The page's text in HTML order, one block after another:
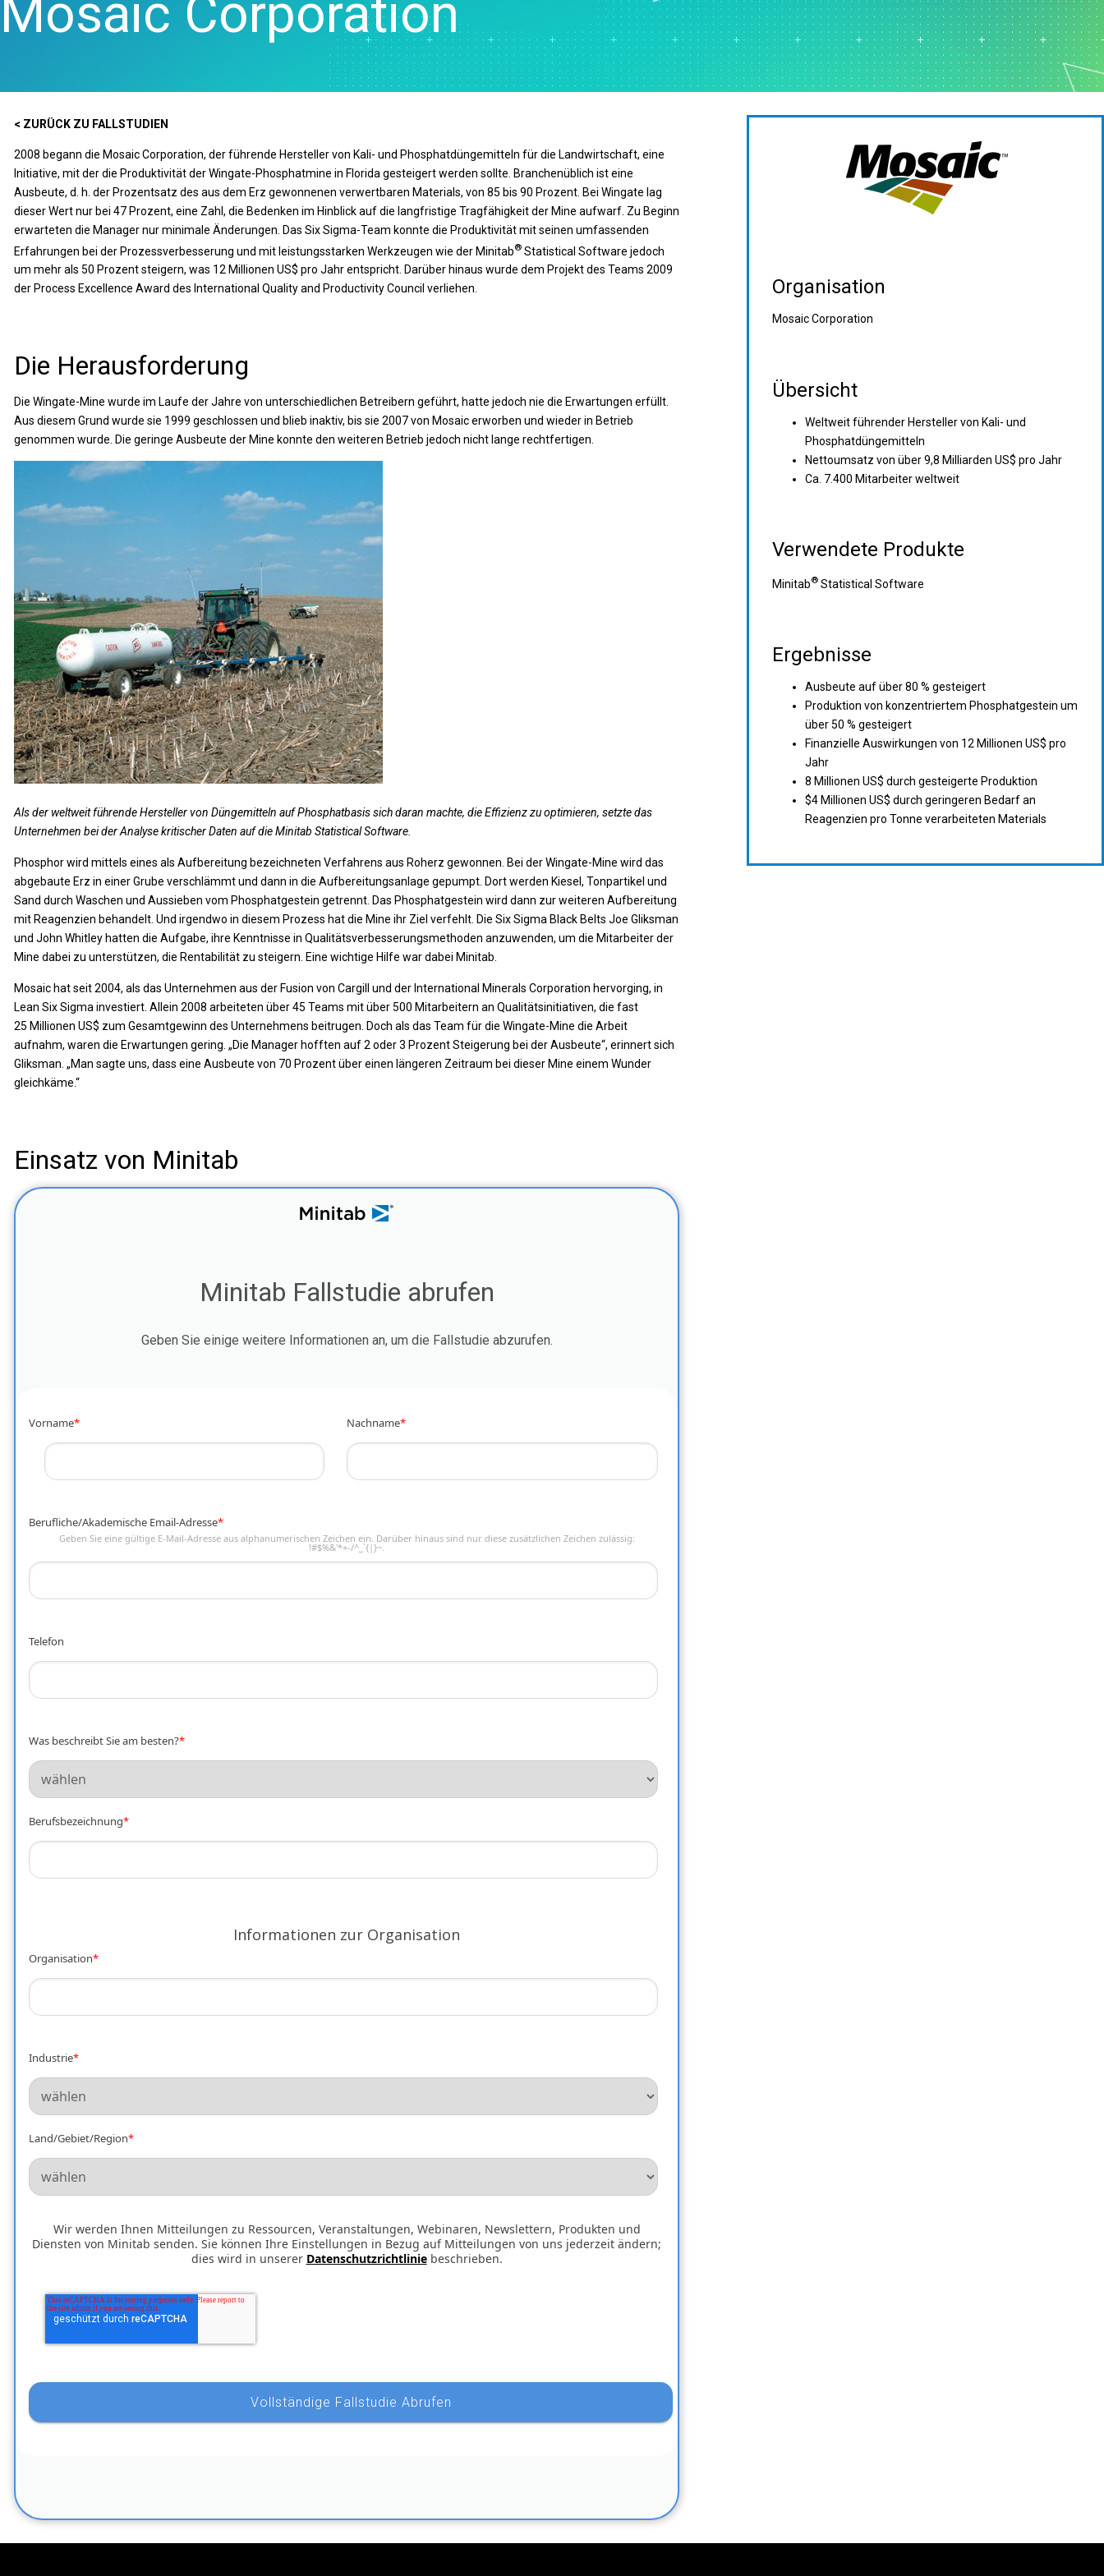
Prolink Datenerfassung
und SPC
Scytec-Datenerfassung
und OEE
Simul8 Diskrete
Statistische
Prozesskontrolle
Diskrete
Datenaufbereitung
Diagramme und
Mindmapping
Digitale Zwillinge
Model und ML Ops
Erkennen, Korrigieren und
Verhindern
Gesundheitswesen
Fertigung und Industrie
Pharmaindustrie
Dienstleistungen
Analyse von
Marketingdaten
Forschung und
Entwicklung
Support-Richtlinie
Mosaic Corporation
< ZURÜCK ZU FALLSTUDIEN
2008 begann die Mosaic Corporation, der führende Hersteller von Kali- und Phosphatdüngemitteln für die Landwirtschaft, eine
Initiative, mit der die Produktivität der Wingate-Phosphatmine in Florida gesteigert werden sollte. Branchenüblich ist eine
Ausbeute, d. h. der Prozentsatz des aus dem Erz gewonnenen verwertbaren Materials, von 85 bis 90 Prozent. Bei Wingate lag
dieser Wert nur bei 47 Prozent, eine Zahl, die Bedenken im Hinblick auf die langfristige Tragfähigkeit der Mine aufwarf. Zu Beginn
erwarteten die Manager nur minimale Änderungen. Das Six Sigma-Team konnte die Produktivität mit seinen umfassenden
Erfahrungen bei der Prozessverbesserung und mit leistungsstarken Werkzeugen wie der Minitab® Statistical Software jedoch
um mehr als 50 Prozent steigern, was 12 Millionen US$ pro Jahr entspricht. Darüber hinaus wurde dem Projekt des Teams 2009
der Process Excellence Award des International Quality and Productivity Council verliehen.
Die Herausforderung
Die Wingate-Mine wurde im Laufe der Jahre von unterschiedlichen Betreibern geführt, hatte jedoch nie die Erwartungen erfüllt.
Aus diesem Grund wurde sie 1999 geschlossen und blieb inaktiv, bis sie 2007 von Mosaic erworben und wieder in Betrieb
genommen wurde. Die geringe Ausbeute der Mine konnte den weiteren Betrieb jedoch nicht lange rechtfertigen.
Als der weltweit führende Hersteller von Düngemitteln auf Phosphatbasis sich daran machte, die Effizienz zu optimieren, setzte das
Unternehmen bei der Analyse kritischer Daten auf die Minitab Statistical Software.
Phosphor wird mittels eines als Aufbereitung bezeichneten Verfahrens aus Roherz gewonnen. Bei der Wingate-Mine wird das
abgebaute Erz in einer Grube verschlämmt und dann in die Aufbereitungsanlage gepumpt. Dort werden Kiesel, Tonpartikel und
Sand durch Waschen und Aussieben vom Phosphatgestein getrennt. Das Phosphatgestein wird dann zur weiteren Aufbereitung
mit Reagenzien behandelt. Und irgendwo in diesem Prozess hat die Mine ihr Ziel verfehlt. Die Six Sigma Black Belts Joe Gliksman
und John Whitley hatten die Aufgabe, ihre Kenntnisse in Qualitätsverbesserungsmethoden anzuwenden, um die Mitarbeiter der
Mine dabei zu unterstützen, die Rentabilität zu steigern. Eine wichtige Hilfe war dabei Minitab.
Mosaic hat seit 2004, als das Unternehmen aus der Fusion von Cargill und der International Minerals Corporation hervorging, in
Lean Six Sigma investiert. Allein 2008 arbeiteten über 45 Teams mit über 500 Mitarbeitern an Qualitätsinitiativen, die fast
25 Millionen US$ zum Gesamtgewinn des Unternehmens beitrugen. Doch als das Team für die Wingate-Mine die Arbeit
aufnahm, waren die Erwartungen gering. „Die Manager hofften auf 2 oder 3 Prozent Steigerung bei der Ausbeute“, erinnert sich
Gliksman. „Man sagte uns, dass eine Ausbeute von 70 Prozent über einen längeren Zeitraum bei dieser Mine einem Wunder
gleichkäme.“
Einsatz von Minitab
Minitab Fallstudie abrufen
Geben Sie einige weitere Informationen an, um die Fallstudie abzurufen.
Vorname* Nachname*
Berufliche/Akademische Email-Adresse*
Geben Sie eine gültige E-Mail-Adresse aus alphanumerischen Zeichen ein. Darüber hinaus sind nur diese zusätzlichen Zeichen zulässig:
!#$%&'*+-/^_`{|}~.
Telefon
Was beschreibt Sie am besten?*
Berufsbezeichnung*
Informationen zur Organisation
Organisation*
Industrie*
Land/Gebiet/Region*
Wir werden Ihnen Mitteilungen zu Ressourcen, Veranstaltungen, Webinaren, Newslettern, Produkten und
Diensten von Minitab senden. Sie können Ihre Einstellungen in Bezug auf Mitteilungen von uns jederzeit ändern;
dies wird in unserer Datenschutzrichtliniebeschrieben.
Organisation
Mosaic Corporation
Übersicht
Weltweit führender Hersteller von Kali- und
Phosphatdüngemitteln
Nettoumsatz von über 9,8 Milliarden US$ pro Jahr
Ca. 7.400 Mitarbeiter weltweit
Verwendete Produkte
Minitab®Statistical Software
Ergebnisse
Ausbeute auf über 80 % gesteigert
Produktion von konzentriertem Phosphatgestein um
über 50 % gesteigert
Finanzielle Auswirkungen von 12 Millionen US$ pro
Jahr
8 Millionen US$ durch gesteigerte Produktion
$4 Millionen US$ durch geringeren Bedarf an
Reagenzien pro Tonne verarbeiteten Materials